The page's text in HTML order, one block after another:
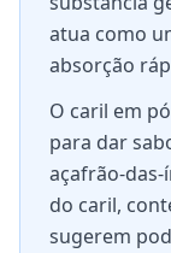
atua como
absorção
O caril em
para dar
açafrão-das-
do caril,
sugerem